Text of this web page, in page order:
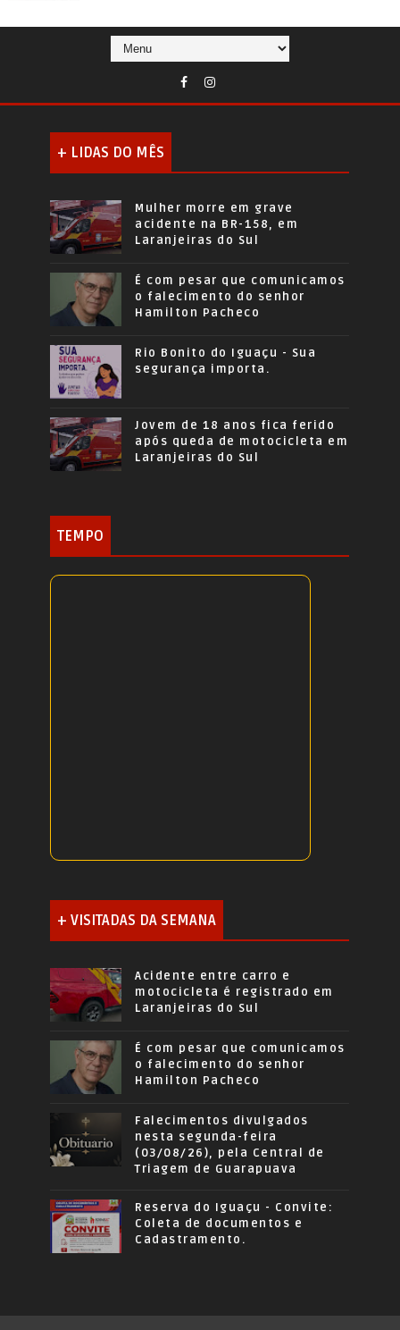
+ LIDAS DO MÊS
Mulher morre em grave
acidente na BR-158, em
Laranjeiras do Sul
É com pesar que comunicamos
o falecimento do senhor
Hamilton Pacheco
Rio Bonito do Iguaçu - Sua
segurança importa.
Jovem de 18 anos fica ferido
após queda de motocicleta em
Laranjeiras do Sul
TEMPO
+ VISITADAS DA SEMANA
Acidente entre carro e
motocicleta é registrado em
Laranjeiras do Sul
É com pesar que comunicamos
o falecimento do senhor
Hamilton Pacheco
Falecimentos divulgados
nesta segunda-feira
(03/08/26), pela Central de
Triagem de Guarapuava
Reserva do Iguaçu - Convite:
Coleta de documentos e
Cadastramento.